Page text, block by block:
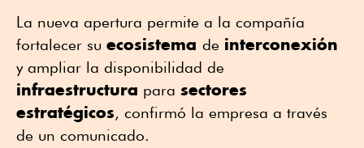
La nueva apertura permite a la compañía
fortalecer su ecosistema de interconexión
y ampliar la disponibilidad de
infraestructura para sectores
estratégicos, confirmó la empresa a través
de un comunicado.